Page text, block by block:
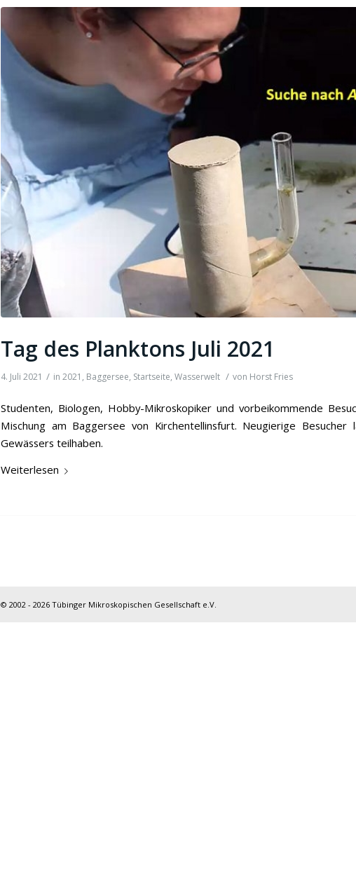
Tag des Planktons Juli 2021
4. Juli 2021 / in 2021 , Baggersee, Startseite, Wasserwelt / von Horst Fries
Studenten, Biologen, Hobby-Mikroskopiker und vorbeikommende
Mischung am Baggersee von Kirchentellinsfurt. Neugierige
Gewässers teilhaben.
Weiterlesen
© 2002 - 2026 Tübinger Mikroskopischen Gesellschaft e.V.